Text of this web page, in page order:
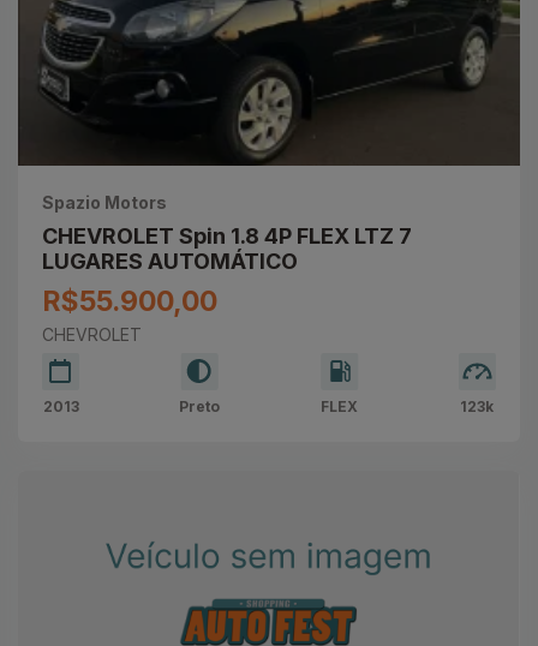
Spazio Motors
CHEVROLET Spin 1.8 4P FLEX LTZ 7
LUGARES AUTOMÁTICO
R$55.900,00
CHEVROLET
2013 Preto FLEX 123k